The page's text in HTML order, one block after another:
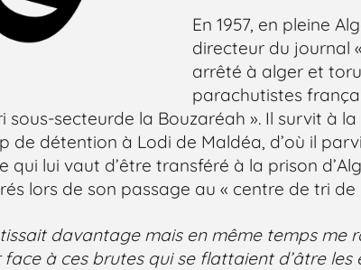
En 1957, en pleine
directeur du journal
arrêté à alger et
parachutistes
sous-secteurde la Bouzaréah ». Il survit à
de détention à Lodi de Maldéa, d’où il
lui vaut d’être transféré à la prison
lors de son passage au « centre de tri de
davantage mais en même temps me
à ces brutes qui se flattaient d’âtre les